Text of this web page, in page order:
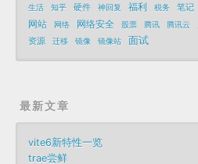
生活
知乎 硬件 神回复 福利 税务 笔记
网站 网络 网络安全 股票 腾讯 腾讯云
资源 迁移 镜像 镜像站 面试
最新文章
vite6新特性一览
trae尝鲜